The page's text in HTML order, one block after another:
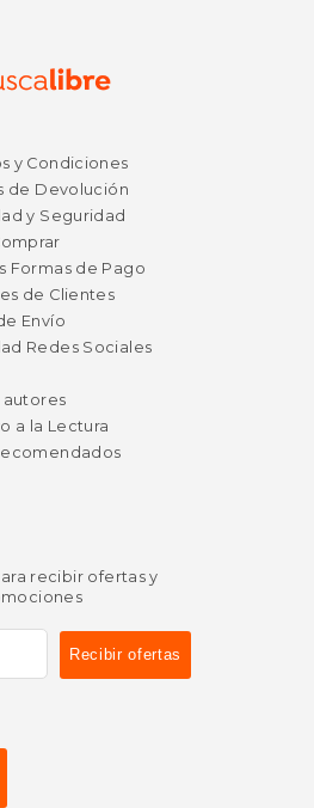
8.00
dcto.
y Condiciones
de Devolución
y Seguridad
Formas de Pago
de Clientes
Envío
Redes Sociales
autores
a la Lectura
recibir ofertas y